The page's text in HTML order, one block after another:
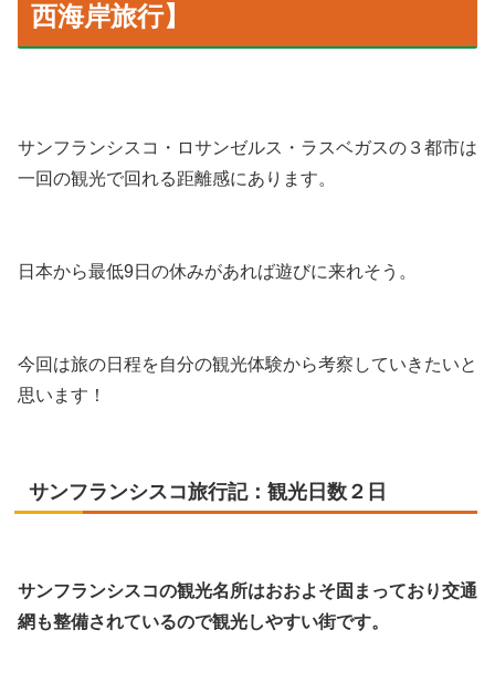
西海岸旅行】
サンフランシスコ・ロサンゼルス・ラスベガスの３都市は
一回の観光で回れる距離感にあります。
日本から最低9日の休みがあれば遊びに来れそう。
今回は旅の日程を自分の観光体験から考察していきたいと
思います！
サンフランシスコ旅行記：観光日数２日
サンフランシスコの観光名所はおおよそ固まっており交通
網も整備されているので観光しやすい街です。